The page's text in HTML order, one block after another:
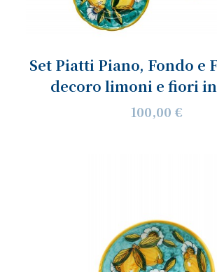
Set Piatti Piano, Fondo e
decoro limoni e fiori
100,00 €